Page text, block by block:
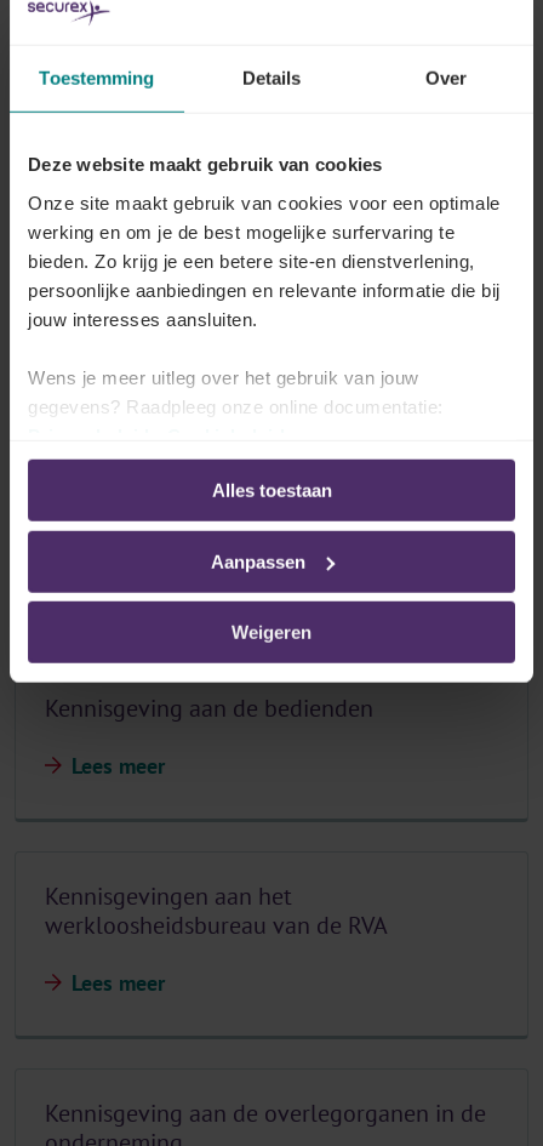
Toestemming Details Over
Deze website maakt gebruik van cookies
Onze site maakt gebruik van cookies voor een optimale
werking en om je de best mogelijke surfervaring te
bieden. Zo krijg je een betere site-en dienstverlening,
persoonlijke aanbiedingen en relevante informatie die bij
jouw interesses aansluiten.
Wens je meer uitleg over het gebruik van jouw
gegevens? Raadpleeg onze online documentatie:
Alles toestaan
Aanpassen
Weigeren
Welke schorsingsregelingen bestaan er?
Lees meer
Welke regels moet de werkgever in acht
nemen voor de dagen van economische
werkloosheid?
Lees meer
Wat is de procedure tot invoering van de
economische werkloosheid voor
bedienden?
Kennisgeving aan de bedienden
Lees meer
Kennisgevingen aan het
werkloosheidsbureau van de RVA
Lees meer
Kennisgeving aan de overlegorganen in de